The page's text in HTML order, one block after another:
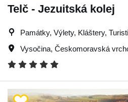
Telč - Jezuitská kolej
Památky, Výlety, Kláštery,
Vysočina, Českomoravská